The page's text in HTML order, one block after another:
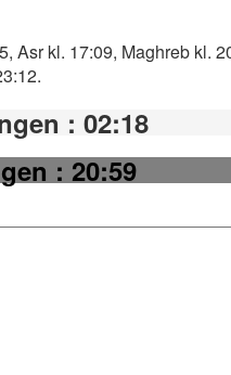
Asr kl. 17:09, Maghreb kl.
: 02:18
: 20:59